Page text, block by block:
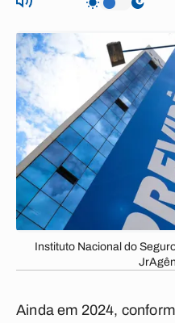
Instituto Nacional do
Ainda em 2024,